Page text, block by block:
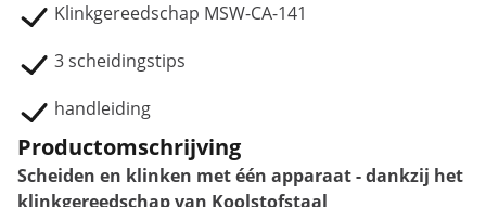
Klinkgereedschap MSW-CA-141
3 scheidingstips
handleiding
Productomschrijving
Scheiden en klinken met één apparaat - dankzij het
klinkgereedschap van Koolstofstaal